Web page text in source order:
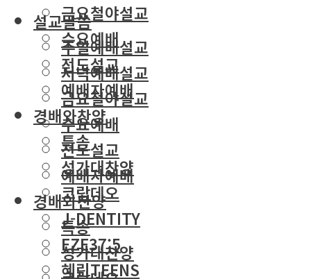
금요철야설교
수요예배
전도설교
예배자예배
경배와찬양
특송
성가대찬양
코람데오
J-DENTITY
EZE37:5
혜린TEENS
설교말씀
주일예배설교
저녁예배설교
금요철야설교
수요예배
전도설교
예배자예배
경배와찬양
특송
성가대찬양